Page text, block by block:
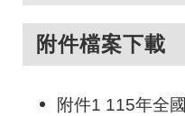
附件檔案下載
附件1 115年全